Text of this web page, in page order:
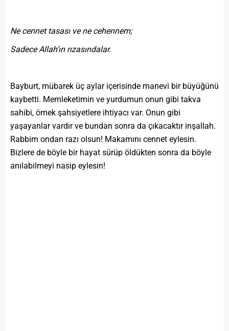
Ne cennet tasası ve ne cehennem;
Sadece Allah’ın rızasındalar.
Bayburt, mübarek üç aylar içerisinde manevi bir büyüğünü
kaybetti. Memleketimin ve yurdumun onun gibi takva
sahibi, örnek şahsiyetlere ihtiyacı var. Onun gibi
yaşayanlar vardır ve bundan sonra da çıkacaktır inşallah.
Rabbim ondan razı olsun! Makamını cennet eylesin.
Bizlere de böyle bir hayat sürüp öldükten sonra da böyle
anılabilmeyi nasip eylesin!